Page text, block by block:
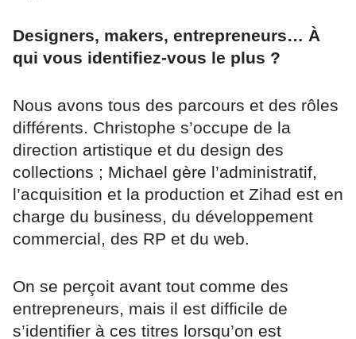
Designers, makers, entrepreneurs… À
qui vous identifiez-vous le plus ?
Nous avons tous des parcours et des rôles
différents. Christophe s’occupe de la
direction artistique et du design des
collections ; Michael gère l’administratif,
l’acquisition et la production et Zihad est en
charge du business, du développement
commercial, des RP et du web.
On se perçoit avant tout comme des
entrepreneurs, mais il est difficile de
s’identifier à ces titres lorsqu’on est